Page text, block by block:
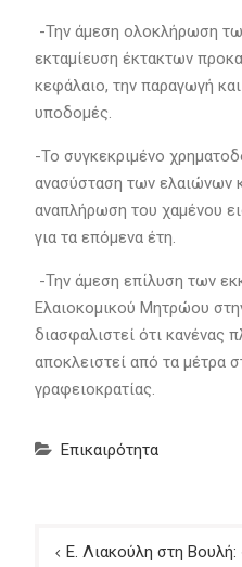
-Την άμεση ολοκλήρωση
εκταμίευση έκτακτων
κεφάλαιο, την παραγωγή
υποδομές.
-Το συγκεκριμένο
ανασύσταση των ελαιώνων
αναπλήρωση του χαμένου
για τα επόμενα έτη.
-Την άμεση επίλυση των
Ελαιοκομικού Μητρώου
διασφαλιστεί ότι κανένας
αποκλειστεί από τα μέτρα
γραφειοκρατίας.
Επικαιρότητα
Πλοήγηση
Ε. Λιακούλη στη